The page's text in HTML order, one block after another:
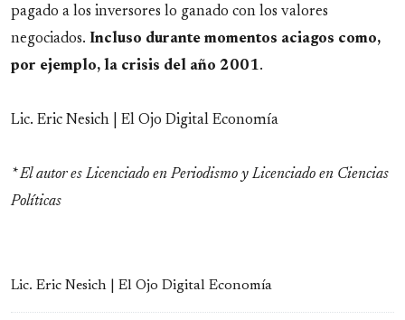
pagado a los inversores lo ganado con los valores
negociados. Incluso durante momentos aciagos como,
por ejemplo, la crisis del año 2001.
Lic. Eric Nesich | El Ojo Digital Economía
* El autor es Licenciado en Periodismo y Licenciado en Ciencias
Políticas
Lic. Eric Nesich | El Ojo Digital Economía